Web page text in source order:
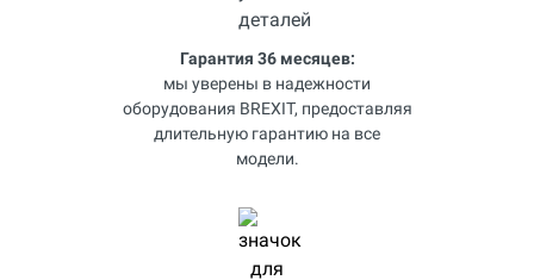
Гарантия 36 месяцев:
мы уверены в надежности
оборудования BREXIT, предоставляя
длительную гарантию на все
модели.